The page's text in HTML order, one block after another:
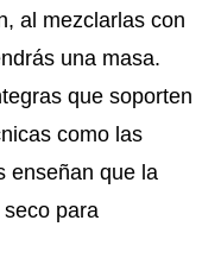
al mezclarlas con
una masa.
que soporten
como las
enseñan que la
para